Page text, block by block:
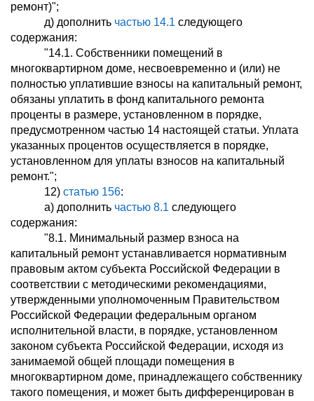
ремонт)";
д) дополнить частью 14.1 следующего
содержания:
"14.1. Собственники помещений в
многоквартирном доме, несвоевременно и (или) не
полностью уплатившие взносы на капитальный ремонт,
обязаны уплатить в фонд капитального ремонта
проценты в размере, установленном в порядке,
предусмотренном частью 14 настоящей статьи. Уплата
указанных процентов осуществляется в порядке,
установленном для уплаты взносов на капитальный
ремонт.";
12) статью 156:
а) дополнить частью 8.1 следующего
содержания:
"8.1. Минимальный размер взноса на
капитальный ремонт устанавливается нормативным
правовым актом субъекта Российской Федерации в
соответствии с методическими рекомендациями,
утвержденными уполномоченным Правительством
Российской Федерации федеральным органом
исполнительной власти, в порядке, установленном
законом субъекта Российской Федерации, исходя из
занимаемой общей площади помещения в
многоквартирном доме, принадлежащего собственнику
такого помещения, и может быть дифференцирован в